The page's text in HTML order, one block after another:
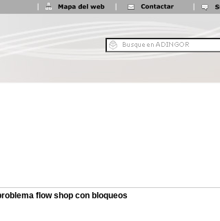
flow shop con bloqueos